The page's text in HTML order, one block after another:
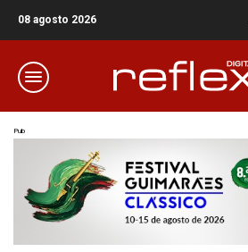
08 agosto 2026
Pub